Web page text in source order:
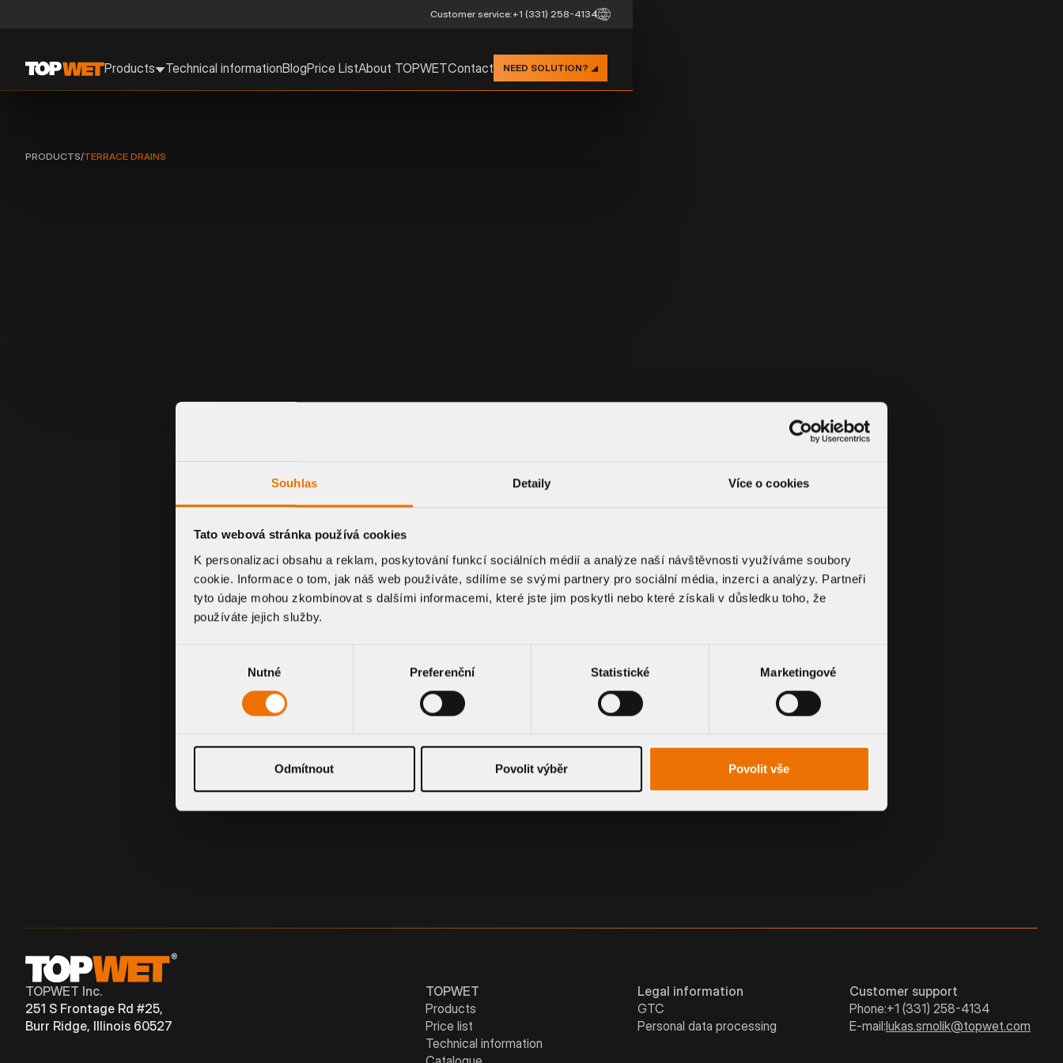
Souhlas Detaily Více o cookies
Tato webová stránka používá cookies
K personalizaci obsahu a reklam, poskytování funkcí sociálních médií a analýze naší návštěvnosti využíváme soubory
cookie. Informace o tom, jak náš web používáte, sdílíme se svými partnery pro sociální média, inzerci a analýzy. Partneři
tyto údaje mohou zkombinovat s dalšími informacemi, které jste jim poskytli nebo které získali v důsledku toho, že
používáte jejich služby.
Nutné Preferenční Statistické Marketingové
Odmítnout Povolit výběr Povolit vše
Customer service:+1 (331) 258-4134
Products Technical informationBlogPrice ListAbout TOPWETContact NEED SOLUTION?
PRODUCTS/TERRACE DRAINS
INQUIRE PRODUCT
TOPWET Inc.
251 S Frontage Rd #25,
Burr Ridge, Illinois 60527
Customer support
Phone:+1 (331) 258-4134
E-mail:lukas.smolik@topwet.com
TOPWET
Products
Price list
Technical information
Legal information
GTC
Personal data processing